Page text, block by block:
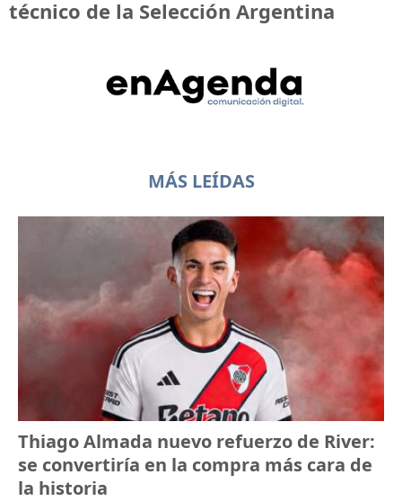
técnico de la Selección Argentina
MÁS LEÍDAS
Thiago Almada nuevo refuerzo de River:
se convertiría en la compra más cara de
la historia